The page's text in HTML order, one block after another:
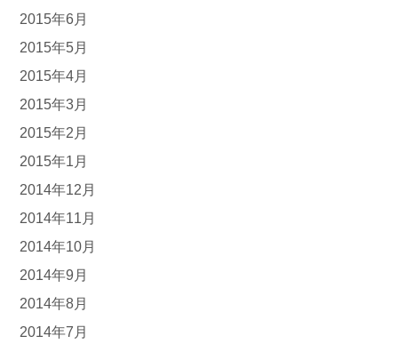
2015年6月
2015年5月
2015年4月
2015年3月
2015年2月
2015年1月
2014年12月
2014年11月
2014年10月
2014年9月
2014年8月
2014年7月